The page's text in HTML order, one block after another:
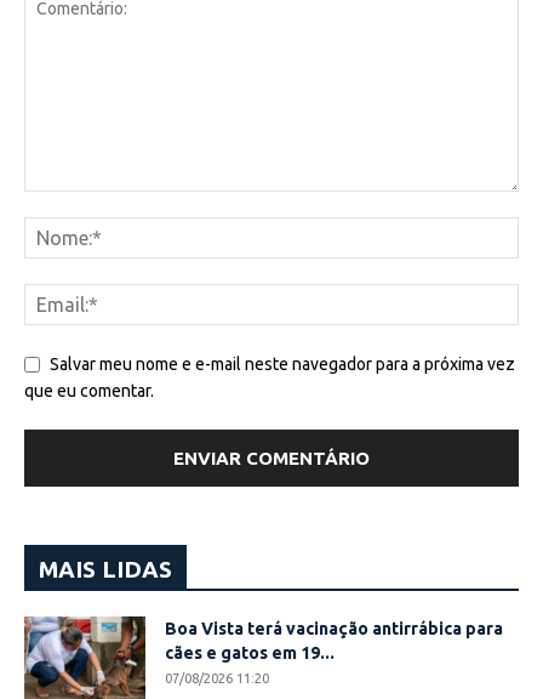
Salvar meu nome e e-mail neste navegador para a próxima vez
que eu comentar.
MAIS LIDAS
Boa Vista terá vacinação antirrábica para
cães e gatos em 19...
07/08/2026 11:20